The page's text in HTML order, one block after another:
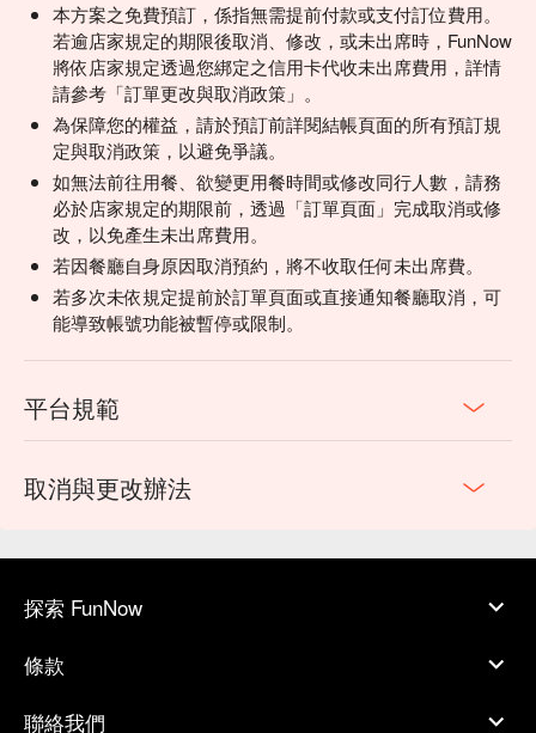
本方案之免費預訂，係指無需提前付款或支付訂位費用。
若逾店家規定的期限後取消、修改，或未出席時，FunNow
將依店家規定透過您綁定之信用卡代收未出席費用，詳情
請參考「訂單更改與取消政策」。
為保障您的權益，請於預訂前詳閱結帳頁面的所有預訂規
定與取消政策，以避免爭議。
如無法前往用餐、欲變更用餐時間或修改同行人數，請務
必於店家規定的期限前，透過「訂單頁面」完成取消或修
改，以免產生未出席費用。
若因餐廳自身原因取消預約，將不收取任何未出席費。
若多次未依規定提前於訂單頁面或直接通知餐廳取消，可
能導致帳號功能被暫停或限制。
平台規範
取消與更改辦法
探索 FunNow
條款
聯絡我們